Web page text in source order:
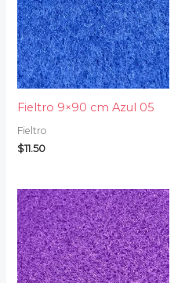
Fieltro 9×90 cm Azul 05
Fieltro
$11.50